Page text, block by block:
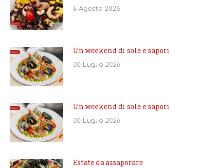
6 Agosto 2026
Un weekend di sole e sapori
30 Luglio 2026
Un weekend di sole e sapori
30 Luglio 2026
Estate da assaporare